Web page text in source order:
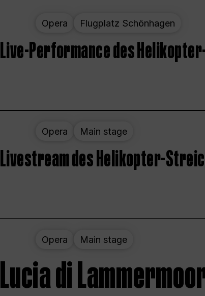
Opera Flugplatz Schönhagen
Live-Performance des
Opera Main stage
Livestream des Helikopter-
Opera Main stage
Lucia di